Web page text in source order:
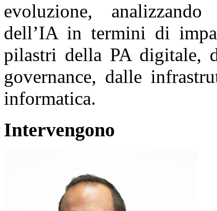
evoluzione,
dell’IA in termini di
pilastri della PA digitale,
governance, dalle
informatica.
Intervengono